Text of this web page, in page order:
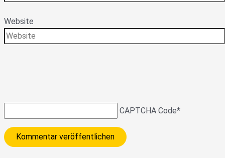
Website
CAPTCHA Code*